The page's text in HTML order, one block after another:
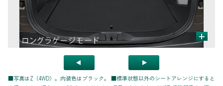
+
■写真はZ（4WD）。内装色はブラック。 ■標準状態以外のシートアレンジにすると